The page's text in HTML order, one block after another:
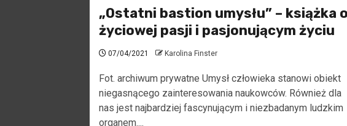
„Ostatni bastion umysłu” – książka
życiowej pasji i pasjonującym życiu
07/04/2021 Karolina Finster
Fot. archiwum prywatne Umysł człowieka stanowi obiekt
niegasnącego zainteresowania naukowców. Również dla
nas jest najbardziej fascynującym i niezbadanym ludzkim
organem....